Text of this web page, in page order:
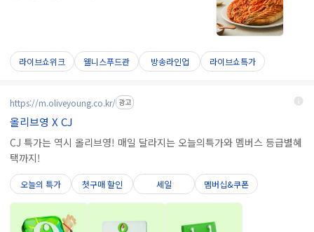
라이브쇼위크 웰니스푸드관 방송라인업 라이브쇼특가
https://m.oliveyoung.co.kr/ 광고
올리브영 X CJ
CJ 특가는 역시 올리브영! 매일 달라지는 오늘의특가와 멤버스 등급별혜
택까지!
오늘의 특가 첫구매 할인 세일 멤버십&쿠폰